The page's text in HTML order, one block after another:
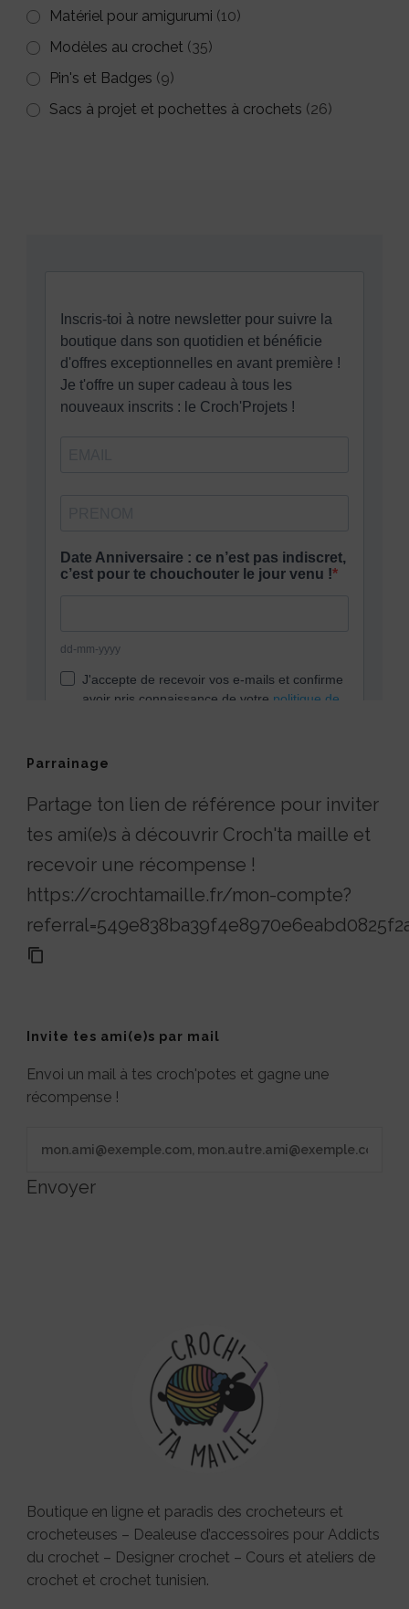
Matériel pour amigurumi (10)
Modèles au crochet (35)
Pin's et Badges (9)
Sacs à projet et pochettes à crochets (26)
Parrainage
Partage ton lien de référence pour inviter
tes ami(e)s à découvrir Croch'ta maille et
recevoir une récompense !
https://crochtamaille.fr/mon-compte?
Invite tes ami(e)s par mail
Envoi un mail à tes croch'potes et gagne une
récompense !
Envoyer
Boutique en ligne et paradis des crocheteurs et
crocheteuses – Dealeuse d’accessoires pour Addicts
du crochet – Designer crochet – Cours et ateliers de
crochet et crochet tunisien.